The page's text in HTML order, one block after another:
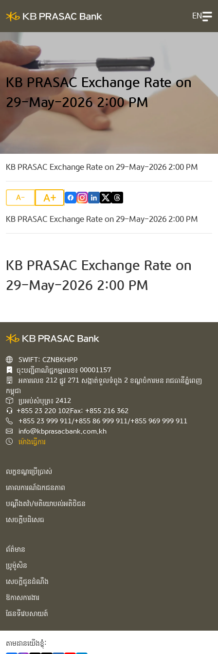
EN
KB PRASAC Exchange Rate on
29-May-2026 2:00 PM
KB PRASAC Exchange Rate on 29-May-2026 2:00 PM
A- A+
KB PRASAC Exchange Rate on 29-May-2026 2:00 PM
KB PRASAC Exchange Rate on
29-May-2026 2:00 PM
SWIFT: CZNBKHPP
ចុះបញ្ជីពាណិជ្ជកម្មលេខ៖ 00001157
អគារ​លេខ​ 212 ផ្លូវ 271 សង្កាត់ទួលទំពូង 2 ខណ្ឌចំការមន រាជធានីភ្នំពេញ
កម្ពុជា​
ប្រអប់សំបុត្រ៖ 2412
+855 23 220 102Fax: +855 216 362
+855 23 999 911/+855 86 999 911/+855 969 999 911
info@kbprasacbank.com.kh
ម៉ោងធ្វើការ
លក្ខខណ្ឌប្រើប្រាស់
គោលការណ៍ឯកជនភាព
បណ្ដឹងតវ៉ា/មតិយោបល់អតិថិជន
សេចក្ដីបដិសេធ
ព័ត៌មាន
ប្រូម៉ូសិន
សេចក្ដីជូនដំណឹង
ឱកាសការងារ
ផែនទីវេបសាយត៍
តាមដានយើងខ្ញុំំ: